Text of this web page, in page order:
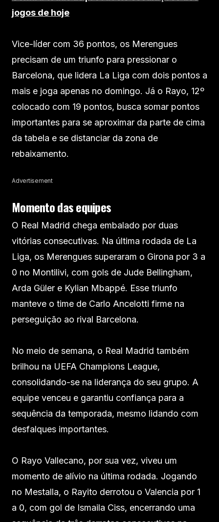
jogos de hoje
Vice-líder com 36 pontos, os Merengues
precisam de um triunfo para pressionar o
Barcelona, que lidera La Liga com dois pontos a
mais e joga apenas no domingo. Já o Rayo, 12º
colocado com 19 pontos, busca somar pontos
importantes para se aproximar da parte de cima
da tabela e se distanciar da zona de
rebaixamento.
Advertisement
Momento das equipes
O Real Madrid chega embalado por duas
vitórias consecutivas. Na última rodada de La
Liga, os Merengues superaram o Girona por 3 a
0 no Montilivi, com gols de Jude Bellingham,
Arda Güler e Kylian Mbappé. Esse triunfo
manteve o time de Carlo Ancelotti firme na
perseguição ao rival Barcelona.
No meio de semana, o Real Madrid também
brilhou na UEFA Champions League,
consolidando-se na liderança do seu grupo. A
equipe venceu e garantiu confiança para a
sequência da temporada, mesmo lidando com
desfalques importantes.
O Rayo Vallecano, por sua vez, viveu um
momento de alívio na última rodada. Jogando
no Mestalla, o Rayito derrotou o Valencia por 1
a 0, com gol de Ismaila Ciss, encerrando uma